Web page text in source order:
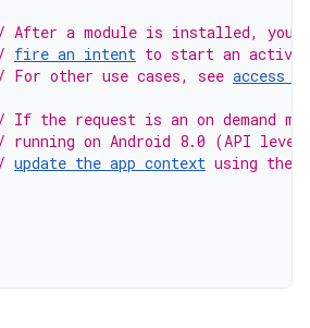
After a module is installed, you
fire an intent to start an
For other use cases, see access
If the request is an on demand
running on Android 8.0 (API
update the app context using the